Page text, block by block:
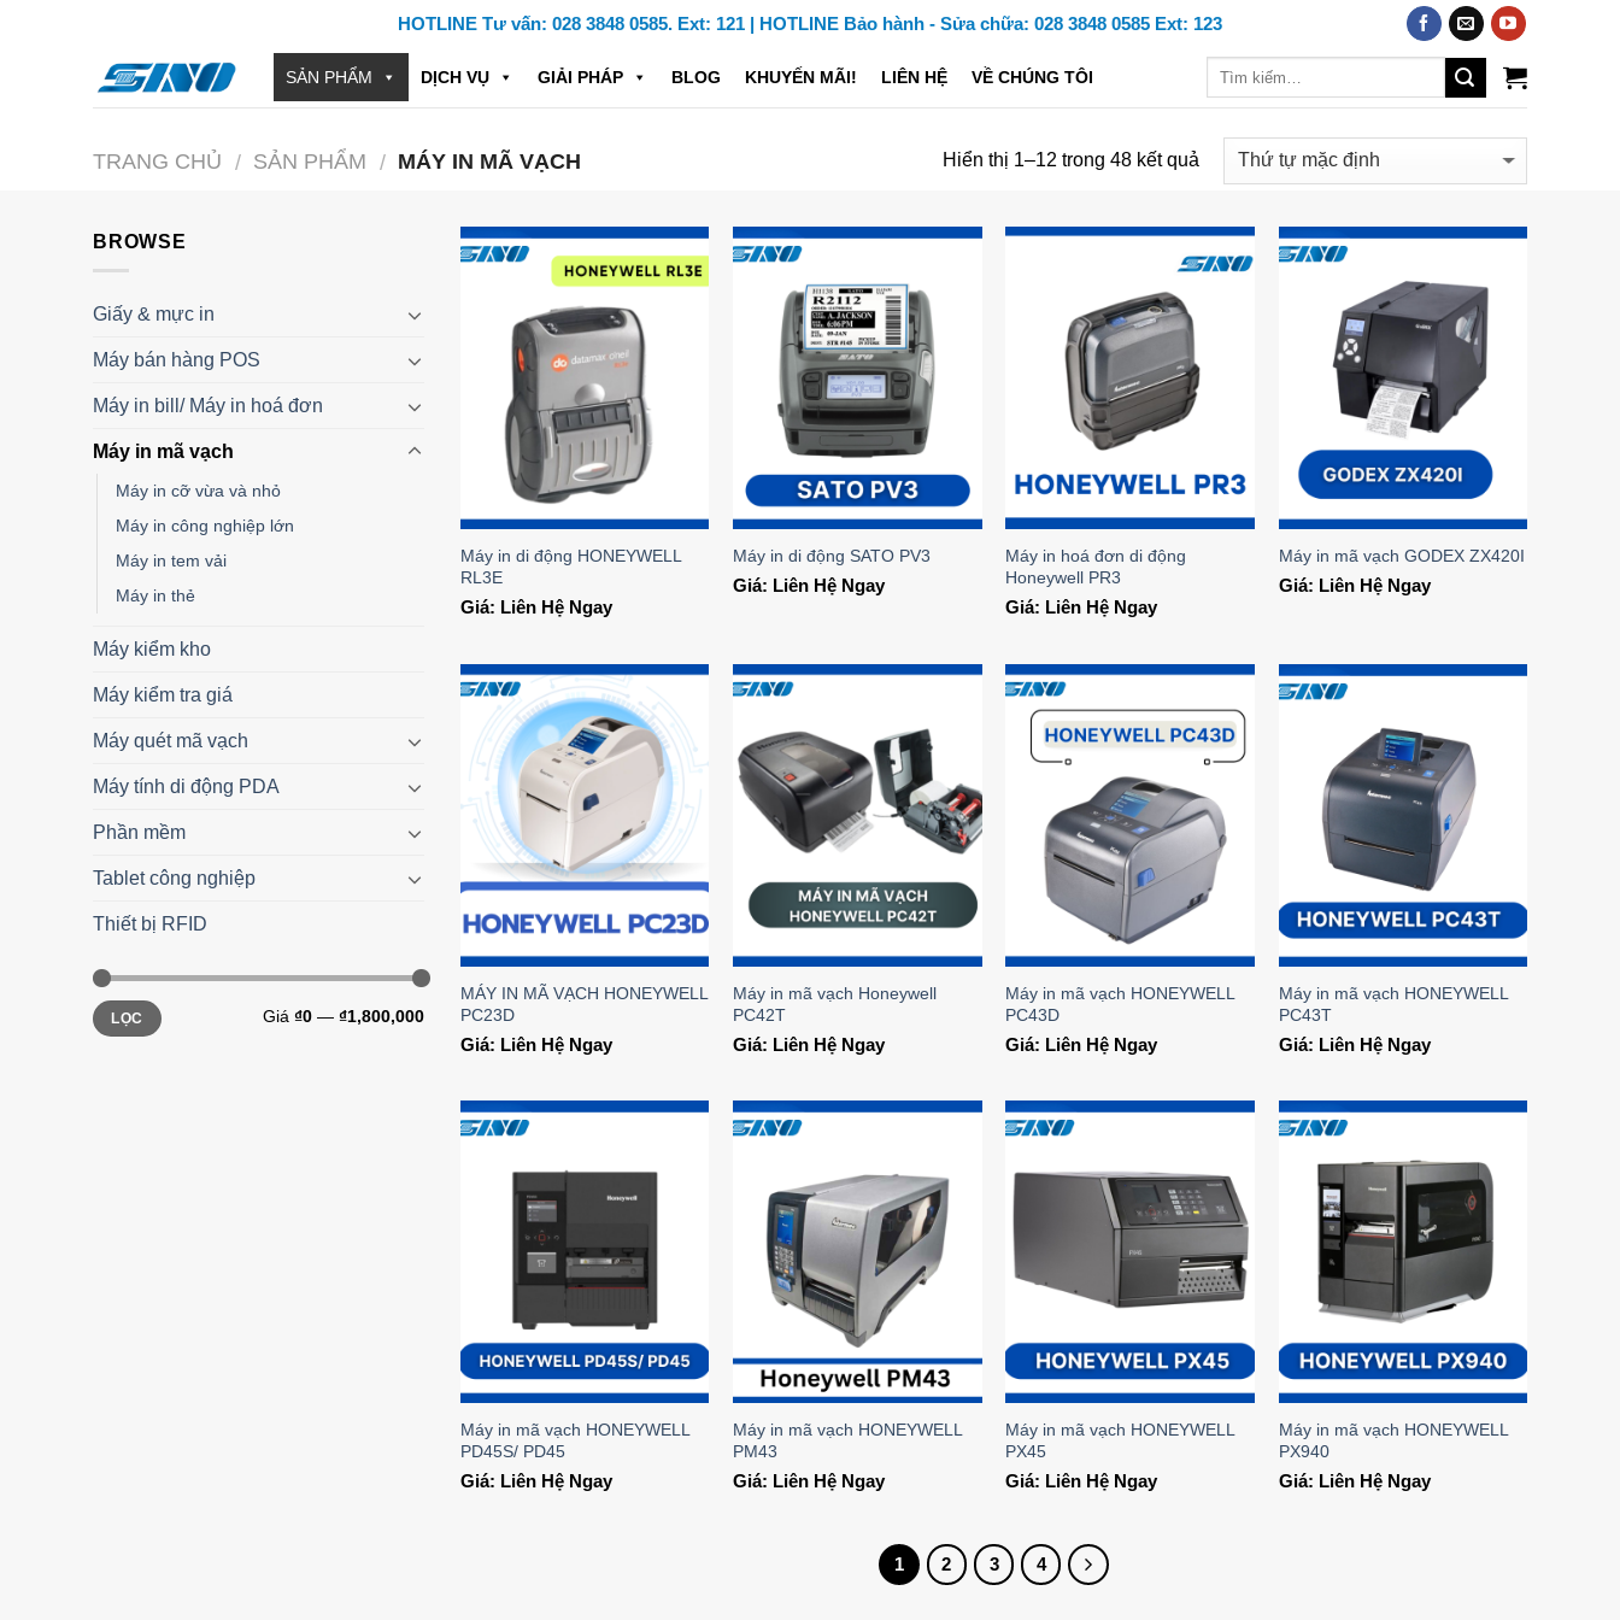
HOTLINE Tư vấn: 028 3848 0585. Ext: 121 | HOTLINE Bảo hành - Sửa chữa: 028 3848 0585 Ext: 123
SẢN PHẨM DỊCH VỤ GIẢI PHÁP BLOG KHUYẾN MÃI! LIÊN HỆ VỀ CHÚNG TÔI
TRANG CHỦ / SẢN PHẨM / MÁY IN MÃ VẠCH Hiển thị 1–12 trong 48 kết quả
BROWSE
Giấy & mực in
Máy bán hàng POS
Máy in bill/ Máy in hoá đơn
Máy in mã vạch
Máy in cỡ vừa và nhỏ
Máy in công nghiệp lớn
Máy in tem vải
Máy in thẻ
Máy kiểm kho
Máy kiểm tra giá
Máy quét mã vạch
Máy tính di động PDA
Phần mềm
Tablet công nghiệp
Thiết bị RFID
LỌC Giá ₫0 — ₫1,800,000
Máy in di động HONEYWELL
RL3E
Giá: Liên Hệ Ngay
Add to
Wishlist
Máy in di động SATO PV3
Giá: Liên Hệ Ngay
Wishlist
Máy in hoá đơn di động
Honeywell PR3
Giá: Liên Hệ Ngay
Add to
Wishlist
Máy in mã vạch GODEX ZX420I
Giá: Liên Hệ Ngay
Add to
Wishlist
MÁY IN MÃ VẠCH HONEYWELL
PC23D
Giá: Liên Hệ Ngay
Add to
Wishlist
Máy in mã vạch Honeywell
PC42T
Giá: Liên Hệ Ngay
Add to
Wishlist
Máy in mã vạch HONEYWELL
PC43D
Giá: Liên Hệ Ngay
Wishlist
Máy in mã vạch HONEYWELL
PC43T
Giá: Liên Hệ Ngay
Máy in mã vạch HONEYWELL
PD45S/ PD45
Giá: Liên Hệ Ngay
Wishlist
Máy in mã vạch HONEYWELL
PM43
Giá: Liên Hệ Ngay
Wishlist
Máy in mã vạch HONEYWELL
PX45
Giá: Liên Hệ Ngay
Add to
Wishlist
Máy in mã vạch HONEYWELL
PX940
Giá: Liên Hệ Ngay
1 2 3 4